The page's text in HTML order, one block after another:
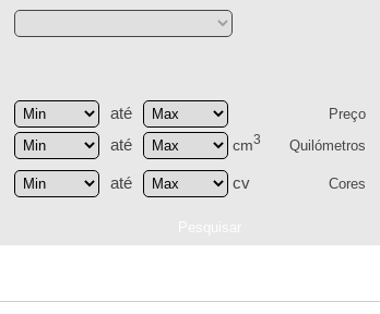
até Preço
até cm3 Quilómetros
até cv Cores